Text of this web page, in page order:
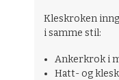
Kleskroken
i samme stil:
Ankerkrok i
Hatt- og